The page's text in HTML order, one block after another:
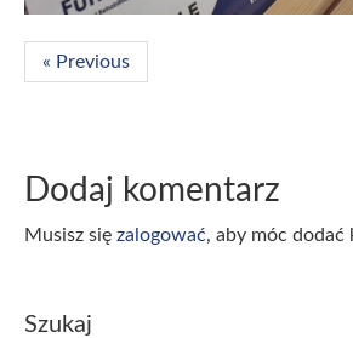
« Previous
Dodaj komentarz
Musisz się zalogować, aby móc dodać
Szukaj